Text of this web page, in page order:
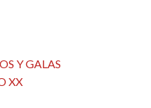
Y GALAS
XX